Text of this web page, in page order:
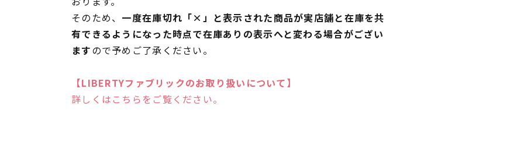
そのため、 一度在庫切れ「×」と表示された商品が実店舗と在庫を共
有できるようになった時点で在庫ありの表示へと変わる場合がござい
ますので予めご了承ください。
【LIBERTYファブリックのお取り扱いについて】
詳しくはこちらをご覧ください。